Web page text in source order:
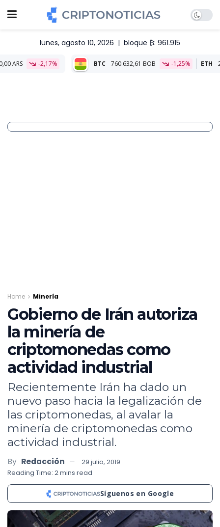
lunes, agosto 10, 2026 | bloque ₿: 961.915
-2,17% BTC 760.632,61 BOB -1,25% ETH 22.296,80
Home Minería
Gobierno de Irán autoriza
la minería de
criptomonedas como
actividad industrial
Recientemente Irán ha dado un
nuevo paso hacia la legalización de
las criptomonedas, al avalar la
minería de criptomonedas como
actividad industrial.
By Redacción
29 julio, 2019
Reading Time: 2 mins read
Síguenos en Google